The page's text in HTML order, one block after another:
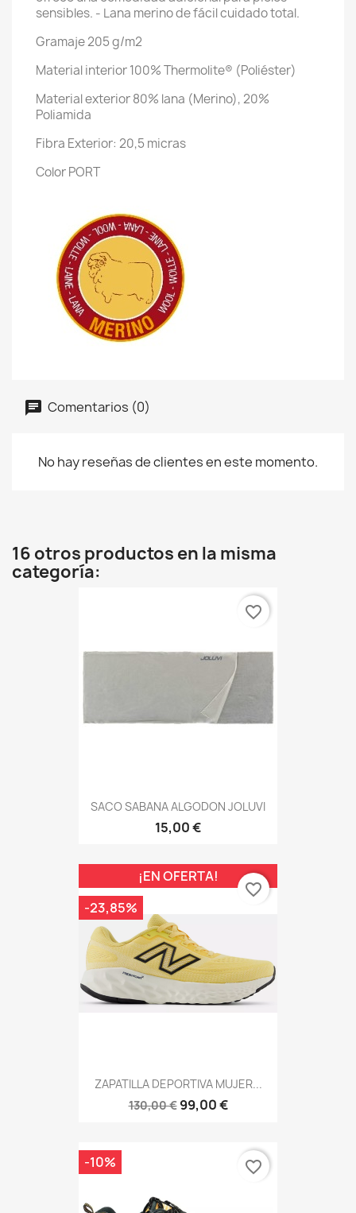
sensibles. - Lana merino de fácil cuidado total.
Gramaje 205 g/m2
Material interior 100% Thermolite® (Poliéster)
Material exterior 80% lana (Merino), 20%
Poliamida
Fibra Exterior: 20,5 micras
Color PORT
Comentarios (0)
No hay reseñas de clientes en este momento.
16 otros productos en la misma
categoría:
SACO SABANA ALGODON JOLUVI
15,00 €
favorite_border
ZAPATILLA DEPORTIVA MUJER...
130,00 € 99,00 €
¡EN OFERTA!
-23,85%
favorite_border
-10% favorite_border